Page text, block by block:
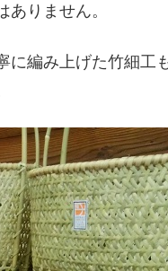
りません。
に編み上げた竹細工